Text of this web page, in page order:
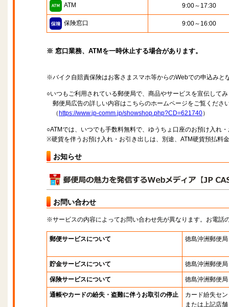
ATM 9:00～17:30
保険窓口 9:00～16:00
※ 窓口業務、ATMを一時休止する場合があります。
※バイク自賠責保険はお客さまスマホ等からのWebでの申込みと
○いつもご利用されている郵便局で、商品やサービスを宣伝して
郵便局広告の詳しい内容はこちらのホームページをご覧くださ
（ https://www.jp-comm.jp/showshop.php?CD=621740）
○ATMでは、いつでも手数料無料で、ゆうちょ口座のお預け入れ
※硬貨を伴うお預け入れ・お引き出しは、別途、ATM硬貨預払料
お知らせ
お問い合わせ
※サービスの内容によってお問い合わせ先が異なります。お電話
郵便サービスについて 徳島沖洲郵便局
貯金サービスについて 徳島沖洲郵便局
保険サービスについて 徳島沖洲郵便局
通帳やカードの紛失・盗難に伴うお取引の停止
カード紛失セ
または上記店舗